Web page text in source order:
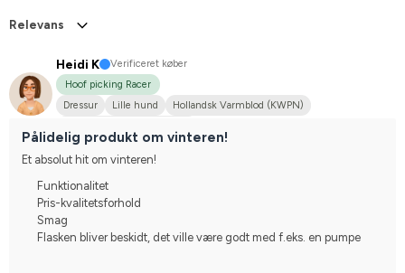
Relevans
Heidi K
Verificeret køber
Hoof picking Racer
Dressur
Lille hund
Hollandsk Varmblod (KWPN)
Pålidelig produkt om vinteren!
Et absolut hit om vinteren!
Funktionalitet
Pris-kvalitetsforhold
Smag
Flasken bliver beskidt, det ville være godt med f.eks. en pumpe